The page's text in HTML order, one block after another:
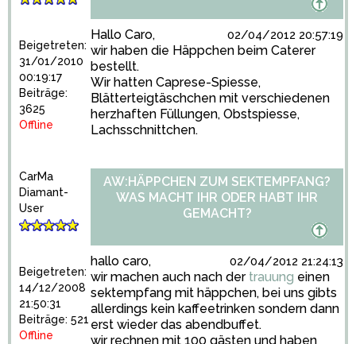
Beigetreten:
31/01/2010
00:19:17
Beiträge:
3625
Offline
02/04/2012 20:57:19
Hallo Caro,
wir haben die Häppchen beim Caterer
bestellt.
Wir hatten Caprese-Spiesse,
Blätterteigtäschchen mit verschiedenen
herzhaften Füllungen, Obstspiesse,
Lachsschnittchen.
CarMa
Diamant-
User
Beigetreten:
14/12/2008
21:50:31
Beiträge: 521
Offline
AW:HÄPPCHEN ZUM SEKTEMPFANG?
WAS MACHT IHR ODER HABT IHR
GEMACHT?
02/04/2012 21:24:13
hallo caro,
wir machen auch nach der trauung einen
sektempfang mit häppchen, bei uns gibts
allerdings kein kaffeetrinken sondern dann
erst wieder das abendbuffet.
wir rechnen mit 100 gästen und haben